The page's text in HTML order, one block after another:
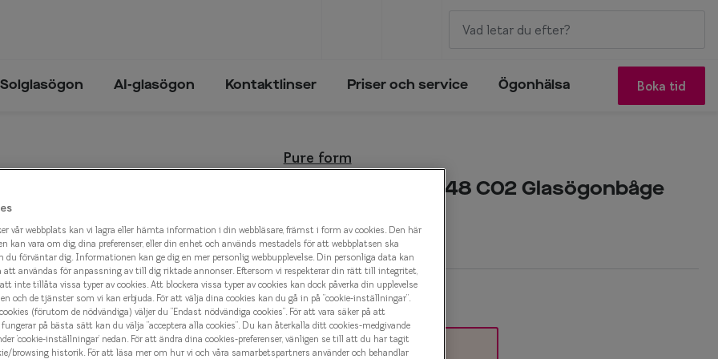
Glasögon & solglasögon 2026
Solglasögon AI-glasögon Kontaktlinser Priser och service Ögonhälsa
Astigmatism
Boka tid
Pure form
Pure form 0IY1348 C02 Glasögonbåge
1 000 kr
Välj färg:
Svart
vår webbplats kan vi lagra eller hämta information i din webbläsare, främst i form av cookies. Den här
kan vara om dig, dina preferenser, eller din enhet och används mestadels för att webbplatsen ska
du förväntar dig. Informationen kan ge dig en mer personlig webbupplevelse. Din personliga data kan
att användas för anpassning av till dig riktade annonser. Eftersom vi respekterar din rätt till integritet,
inte tillåta vissa typer av cookies. Att blockera vissa typer av cookies kan dock påverka din upplevelse
och de tjänster som vi kan erbjuda. För att välja dina cookies kan du gå in på ”cookie-inställningar”.
(förutom de nödvändiga) väljer du ”Endast nödvändiga cookies”. För att vara säker på att
på bästa sätt kan du välja ”acceptera alla cookies”. Du kan återkalla ditt cookies-medgivande
’cookie-inställningar’ nedan. För att ändra dina cookies-preferenser, vänligen se till att du har tagit
browsing historik. För att läsa mer om hur vi och våra samarbetspartners använder och behandlar